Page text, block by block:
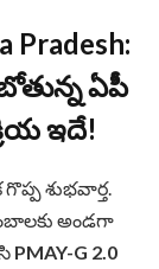
Pradesh:
ఏపీ
ఇదే!
శుభవార్త.
అండగా
PMAY-G 2.0